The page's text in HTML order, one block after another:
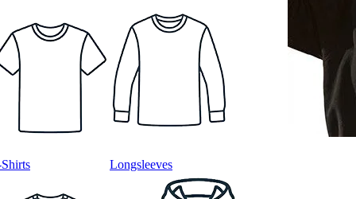
Longsleeves